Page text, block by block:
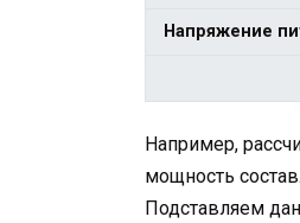
Напряжение
Например,
мощность
Подставляем